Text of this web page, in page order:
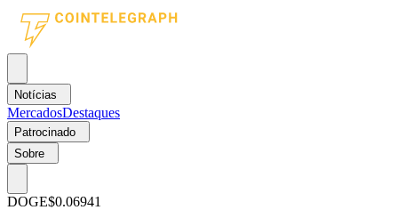
Notícias
MercadosDestaques
Patrocinado
Sobre
DOGE$0.06941